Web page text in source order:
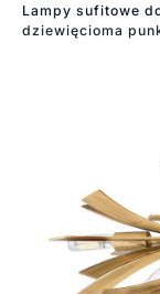
Lampy sufitowe
dziewięcioma